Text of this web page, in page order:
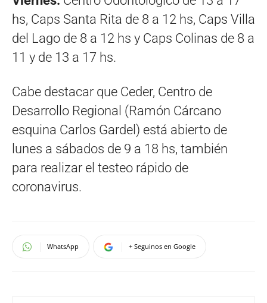
hs, Caps Santa Rita de 8 a 12 hs, Caps Villa
del Lago de 8 a 12 hs y Caps Colinas de 8 a
11 y de 13 a 17 hs.
Cabe destacar que Ceder, Centro de
Desarrollo Regional (Ramón Cárcano
esquina Carlos Gardel) está abierto de
lunes a sábados de 9 a 18 hs, también
para realizar el testeo rápido de
coronavirus.
WhatsApp + Seguinos en Google